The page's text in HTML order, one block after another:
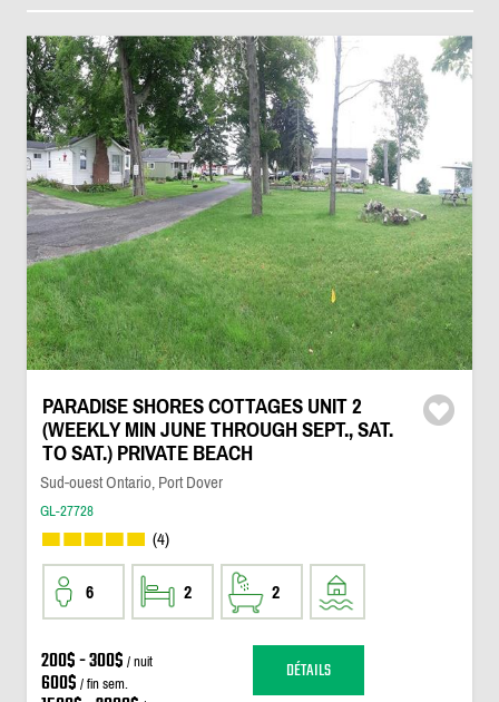
PARADISE SHORES COTTAGES UNIT 2
(WEEKLY MIN JUNE THROUGH SEPT., SAT.
TO SAT.) PRIVATE BEACH
Sud-ouest Ontario, Port Dover
GL-27728
(4)
6 2 2
200$ - 300$ / nuit
600$ / fin sem. DÉTAILS